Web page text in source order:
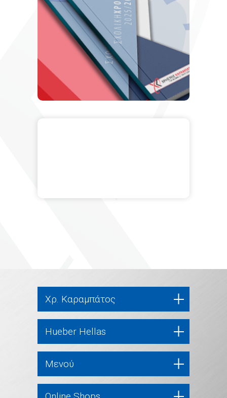
Χρ. Καραμπάτος
Hueber Hellas
Μενού